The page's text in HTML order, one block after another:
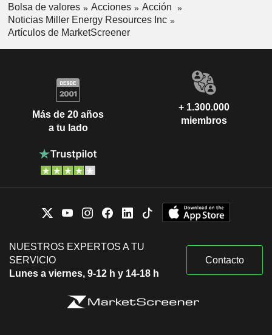
Bolsa de valores Acciones
Acción
Noticias Miller Energy Resources Inc
Artículos de MarketScreener
Más de 20 años
a tu lado
+ 1.300.000
miembros
NUESTROS EXPERTOS A TU
SERVICIO
Lunes a viernes, 9-12 h y 14-18 h
Contacto